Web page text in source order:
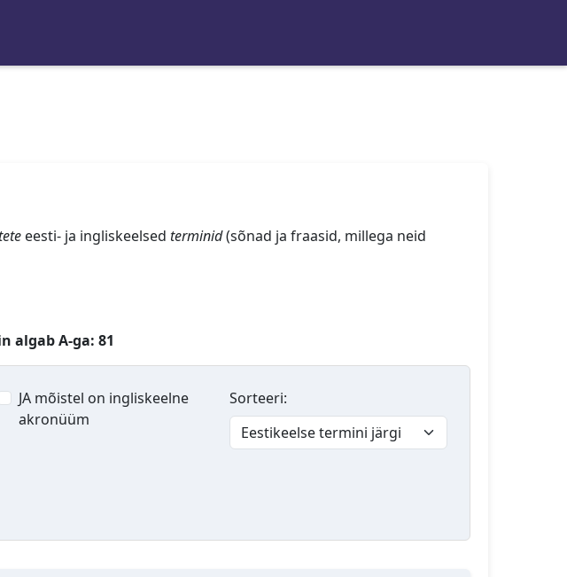
eesti- ja ingliskeelsed terminid(sõnad ja fraasid, millega neid
algab A-ga: 81
JA mõistel on ingliskeelne
akronüüm
Sorteeri: